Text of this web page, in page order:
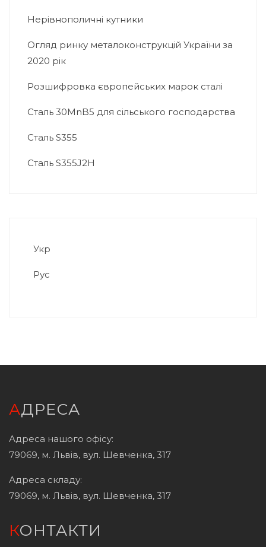
Нерівнополичні кутники
Огляд ринку металоконструкцій України за
2020 рік
Розшифровка європейських марок сталі
Сталь 30MnB5 для сільського господарства
Сталь S355
Сталь S355J2H
Укр
Рус
АДРЕСА
Адреса нашого офісу:
79069, м. Львів, вул. Шевченка, 317
Адреса складу:
79069, м. Львів, вул. Шевченка, 317
КОНТАКТИ